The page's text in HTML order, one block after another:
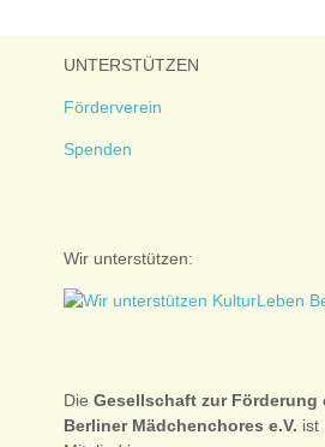
UNTERSTÜTZEN
Förderverein
Spenden
Wir unterstützen:
DieGesellschaft zur Förderung
Berliner Mädchenchores e.V. ist